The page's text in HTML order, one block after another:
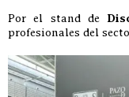
Por el stand de
profesionales del